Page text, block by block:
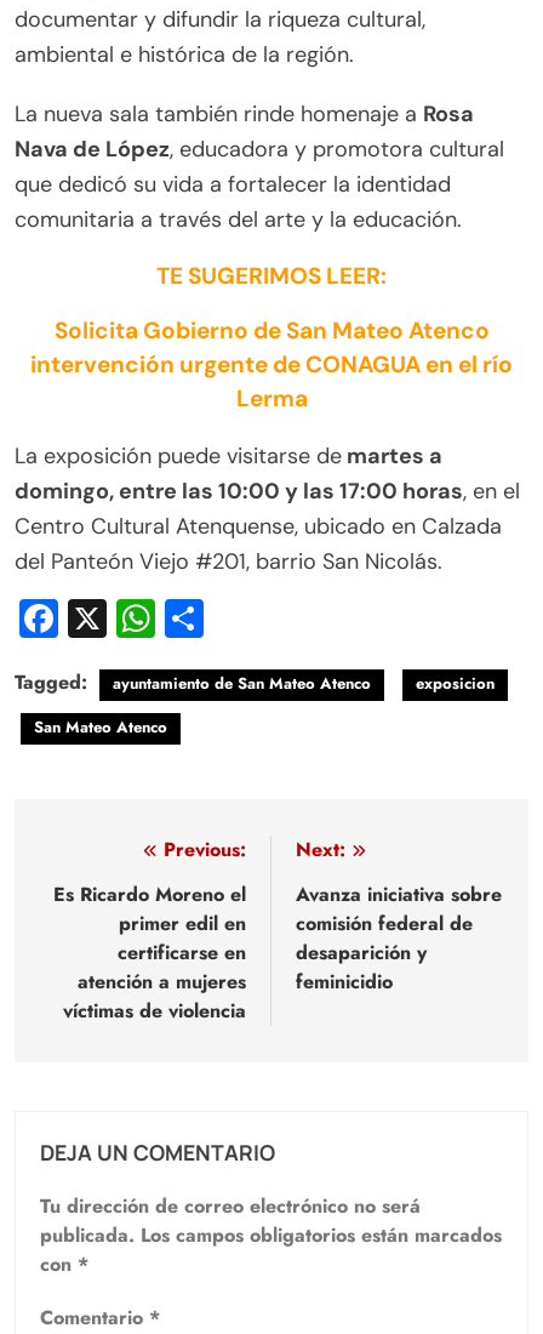
documentar y difundir la riqueza cultural,
ambiental e histórica de la región.
La nueva sala también rinde homenaje a Rosa
Nava de López, educadora y promotora cultural
que dedicó su vida a fortalecer la identidad
comunitaria a través del arte y la educación.
TE SUGERIMOS LEER:
Solicita Gobierno de San Mateo Atenco
intervención urgente de CONAGUA en el río
Lerma
La exposición puede visitarse de martes a
domingo, entre las 10:00 y las 17:00 horas, en el
Centro Cultural Atenquense, ubicado en Calzada
del Panteón Viejo #201, barrio San Nicolás.
Facebook
X WhatsApp
Tagged: ayuntamiento de San Mateo Atenco
exposicion
San Mateo Atenco
Navegación
de
entradas
Previous:
Es Ricardo Moreno el
primer edil en
certificarse en
atención a mujeres
víctimas de violencia
Next:
Avanza iniciativa sobre
comisión federal de
desaparición y
feminicidio
DEJA UN COMENTARIO
Tu dirección de correo electrónico no será
publicada. Los campos obligatorios están marcados
con *
Comentario *